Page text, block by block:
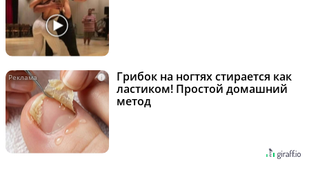
i
Грибок на ногтях стирается как
ластиком! Простой домашний
метод